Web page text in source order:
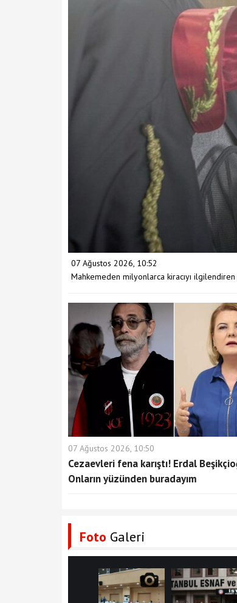
07 Ağustos 2026, 10:52
Mahkemeden milyonlarca kiracıyı
07 Ağustos 2026, 10:50
Cezaevleri fena karıştı! Erdal
Onların yüzünden buradayım
Foto Galeri